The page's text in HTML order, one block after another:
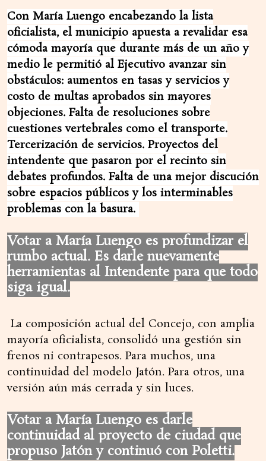
Con María Luengo encabezando la lista
oficialista, el municipio apuesta a revalidar esa
cómoda mayoría que durante más de un año y
medio le permitió al Ejecutivo avanzar sin
obstáculos: aumentos en tasas y servicios y
costo de multas aprobados sin mayores
objeciones. Falta de resoluciones sobre
cuestiones vertebrales como el transporte.
Tercerización de servicios. Proyectos del
intendente que pasaron por el recinto sin
debates profundos. Falta de una mejor discución
sobre espacios públicos y los interminables
problemas con la basura.
Votar a María Luengo es profundizar el
rumbo actual. Es darle nuevamente
herramientas al Intendente para que todo
siga igual.
La composición actual del Concejo, con amplia
mayoría oficialista, consolidó una gestión sin
frenos ni contrapesos. Para muchos, una
continuidad del modelo Jatón. Para otros, una
versión aún más cerrada y sin luces.
Votar a María Luengo es darle
continuidad al proyecto de ciudad que
propuso Jatón y continuó con Poletti.